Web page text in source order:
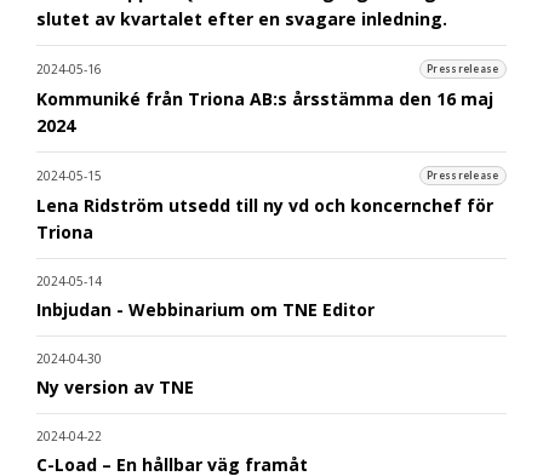
slutet av kvartalet efter en svagare inledning.
2024-05-16 Pressrelease
Kommuniké från Triona AB:s årsstämma den 16 maj
2024
2024-05-15 Pressrelease
Lena Ridström utsedd till ny vd och koncernchef för
Triona
2024-05-14
Inbjudan - Webbinarium om TNE Editor
2024-04-30
Ny version av TNE
2024-04-22
C-Load – En hållbar väg framåt